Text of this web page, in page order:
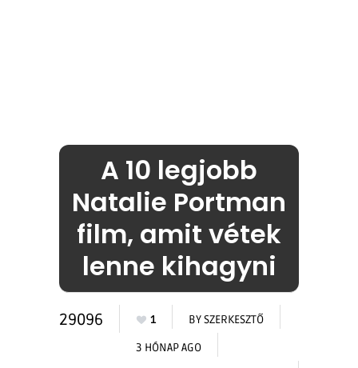
A 10 legjobb
Natalie Portman
film, amit vétek
lenne kihagyni
29096 1 BYSZERKESZTŐ
3 HÓNAP AGO